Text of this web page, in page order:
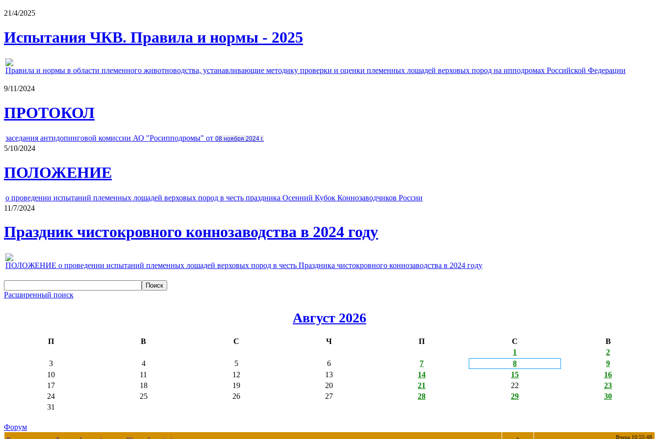
21/4/2025
Испытания ЧКВ. Правила и нормы - 2025
Правила и нормы в области племенного животноводства, устанавливающие методику проверки и оценки племенных лошадей верховых пород на ипподромах Российской Федерации
9/11/2024
ПРОТОКОЛ
заседания антидопинговой комиссии АО "Росипподромы" от 08 ноября 2024 г.
5/10/2024
ПОЛОЖЕНИЕ
о проведении испытаний племенных лошадей верховых пород в честь праздника Осенний Кубок Коннозаводчиков России
11/7/2024
Праздник чистокровного коннозаводства в 2024 году
ПОЛОЖЕНИЕ о проведении испытаний племенных лошадей верховых пород в честь Праздника чистокровного коннозаводства в 2024 году
Расширенный поиск
Август 2026
П В С Ч П С
В
1
2
3
4 5 6 7 8
9
10
11 12 13 14 15
16
17
18 19 20 21 22
23
24
25 26 27 28 29
30
31
Форум
Вчера 10:55:48